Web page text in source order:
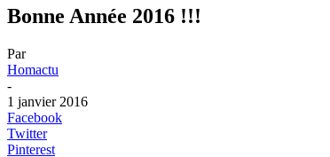
Bonne Année 2016 !!!
Par
Homactu
-
1 janvier 2016
Facebook
Twitter
Pinterest